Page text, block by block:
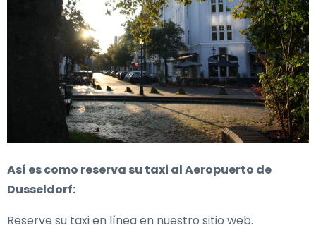
Así es como reserva su taxi al Aeropuerto de
Dusseldorf:
Reserve su taxi en línea en nuestro sitio web.